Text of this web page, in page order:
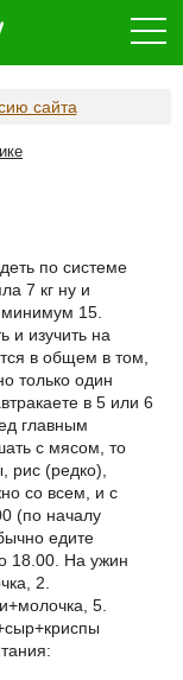
сайта
по системе
7 кг ну и
минимум 15.
и изучить на
в общем в том,
только один
в 5 или 6
главным
с мясом, то
рис (редко),
со всем, и с
(по началу
едите
18.00. На ужин
2.
5.